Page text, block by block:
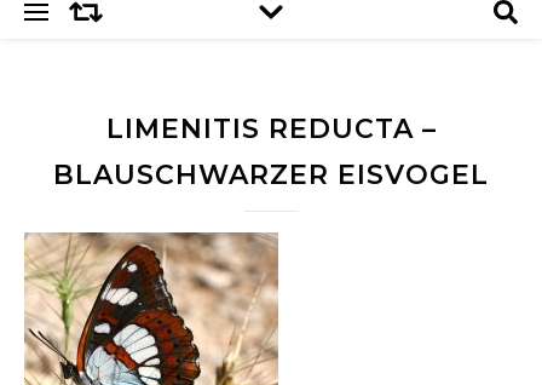
LIMENITIS REDUCTA –
BLAUSCHWARZER EISVOGEL